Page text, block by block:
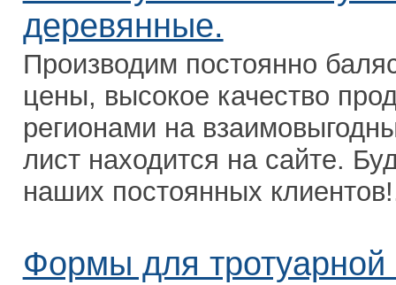
деревянные.
Производим постоянно
цены, высокое качество
регионами на
лист находится на сайте.
наших постоянных
Формы для тротуарной